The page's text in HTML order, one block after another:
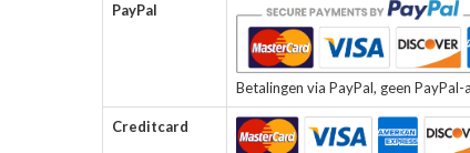
PayPal
Betalingen via PayPal, geen
Creditcard